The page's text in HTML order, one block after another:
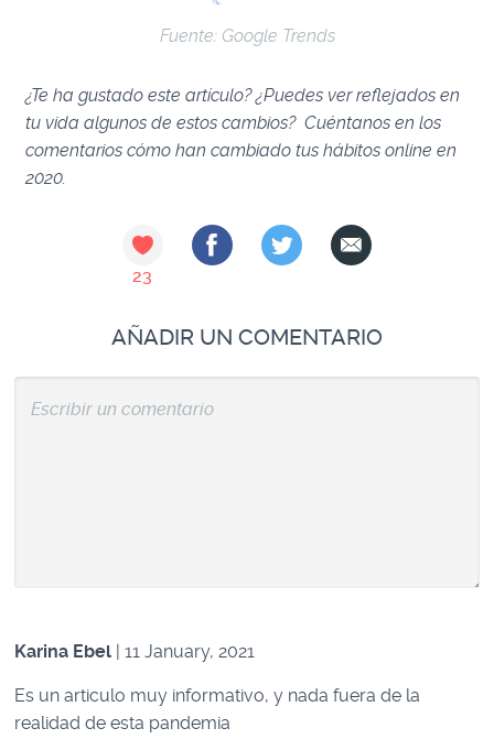
Fuente: Google Trends
¿Te ha gustado este artículo? ¿Puedes ver reflejados en
tu vida algunos de estos cambios?Cuéntanos en los
comentarios cómo han cambiado tus hábitos online en
2020.
23
AÑADIR UN COMENTARIO
Karina Ebel | 11 January, 2021
Es un articulo muy informativo, y nada fuera de la
realidad de esta pandemia